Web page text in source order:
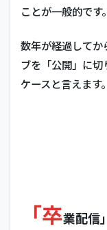
ことが一般的です。
数年が経過してか
ブを「公開」に
ケースと言えます。
「卒業配信